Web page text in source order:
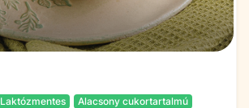
Laktózmentes Alacsony cukortartalmú